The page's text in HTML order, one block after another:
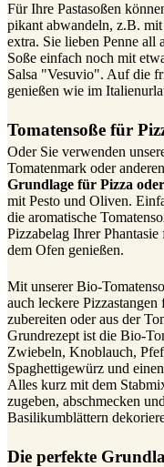
Für Ihre Pastasoßen
pikant abwandeln, z.B.
extra. Sie lieben Penne all
Soße einfach noch mit
Salsa "Vesuvio". Auf die
genießen wie im
Tomatensoße für
Oder Sie verwenden
Tomatenmark oder
Grundlage für Pizza
mit Pesto und Oliven.
die aromatische
Pizzabelag Ihrer
dem Ofen genießen.
Mit unserer Bio-
auch leckere
zubereiten oder aus der
Grundrezept ist die Bio-
Zwiebeln, Knoblauch,
Spaghettigewürz und
Alles kurz mit dem
zugeben, abschmecken
Basilikumblättern
Die perfekte